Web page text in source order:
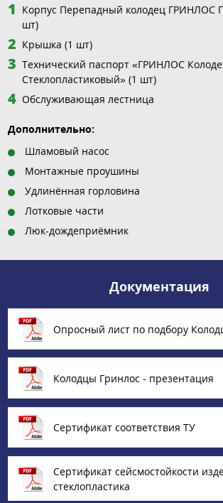
Корпус Перепадный колодец ГРИНЛОС
шт)
Крышка (1 шт)
Технический паспорт «ГРИНЛОС
Стеклопластиковый» (1 шт)
Обслуживающая лестница
Дополнительно:
Шламовый насос
Монтажные проушины
Удлинённая горловина
Лотковые части
Люк-дождеприёмник
Документация
Опросный лист по подбору
Колодцы Гринлос - презентация
Сертификат соответствия ТУ
Сертификат сейсмостойкости
стеклопластика